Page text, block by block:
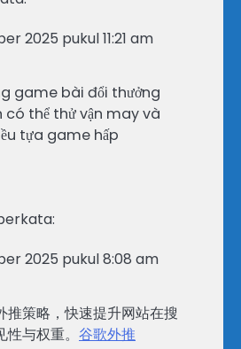
2025 pukul 11:21 am
game bài đổi thưởng
có thể thử vận may và
tựa game hấp
2025 pukul 8:08 am
推策略，快速提升网站在搜
与权重。 谷歌外推